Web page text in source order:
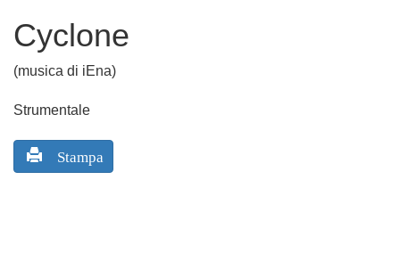
Cyclone
(musica di iEna)
Strumentale
Stampa